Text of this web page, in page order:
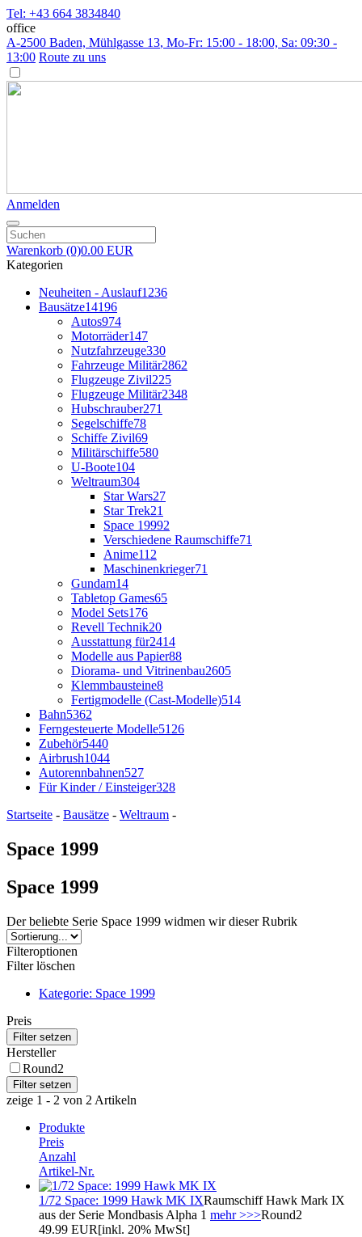
Tel: +43 664 3834840
office
A-2500 Baden, Mühlgasse 13, Mo-Fr: 15:00 - 18:00, Sa: 09:30 -
13:00 Route zu uns
Anmelden
Warenkorb (0)0.00 EUR
Kategorien
Neuheiten - Auslauf1236
Bausätze14196
Autos974
Motorräder147
Nutzfahrzeuge330
Fahrzeuge Militär2862
Flugzeuge Zivil225
Flugzeuge Militär2348
Hubschrauber271
Segelschiffe78
Schiffe Zivil69
Militärschiffe580
U-Boote104
Weltraum304
Star Wars27
Star Trek21
Space 19992
Verschiedene Raumschiffe71
Anime112
Maschinenkrieger71
Gundam14
Tabletop Games65
Model Sets176
Revell Technik20
Ausstattung für2414
Modelle aus Papier88
Diorama- und Vitrinenbau2605
Klemmbausteine8
Fertigmodelle (Cast-Modelle)514
Bahn5362
Ferngesteuerte Modelle5126
Zubehör5440
Airbrush1044
Autorennbahnen527
Für Kinder / Einsteiger328
Startseite - Bausätze - Weltraum -
Space 1999
Space 1999
Der beliebte Serie Space 1999 widmen wir dieser Rubrik
Filteroptionen
Filter löschen
Kategorie: Space 1999
Preis
Hersteller
Round2
zeige 1 - 2 von 2 Artikeln
Produkte
Preis
Anzahl
Artikel-Nr.
1/72 Space: 1999 Hawk MK IXRaumschiff Hawk Mark IX
aus der Serie Mondbasis Alpha 1 mehr >>>Round2
49.99 EUR[inkl. 20% MwSt]